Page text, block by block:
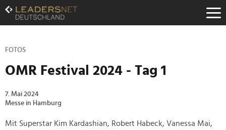
Zum
Inhalt
Zur
Navigation
Hauptnavigation
FOTOS
OMR Festival 2024 - Tag 1
7. Mai 2024
Messe in Hamburg
Mit Superstar Kim Kardashian, Robert Habeck, Vanessa Mai,